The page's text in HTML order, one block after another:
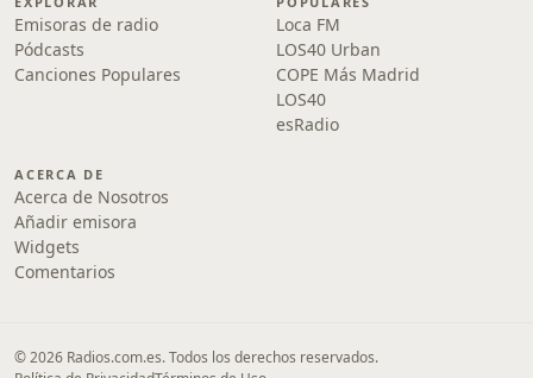
Emisoras de radio
Pódcasts
Canciones Populares
Loca FM
LOS40 Urban
COPE Más Madrid
LOS40
esRadio
ACERCA DE
Acerca de Nosotros
Añadir emisora
Widgets
Comentarios
© 2026 Radios.com.es. Todos los derechos reservados.